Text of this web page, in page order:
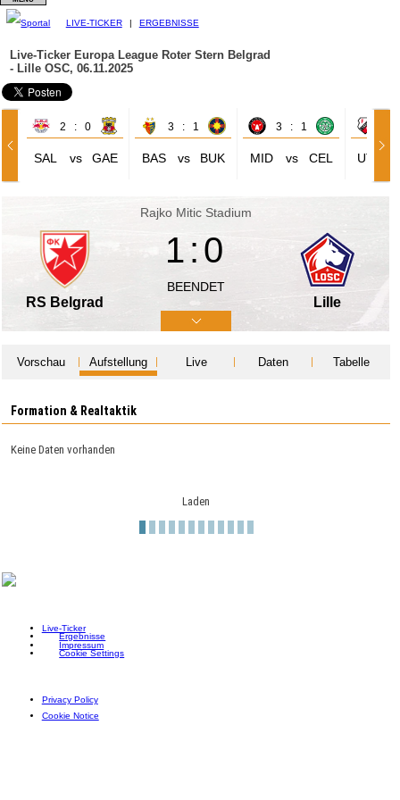
LIVE-TICKER | ERGEBNISSE
Live-Ticker Europa League Roter Stern Belgrad
- Lille OSC, 06.11.2025
2 : 0
SAL vs GAE
3 : 1
BAS vs BUK
3 : 1
MID vs CEL UTR
Rajko Mitic Stadium
RS Belgrad
1:0
BEENDET
Lille
Vorschau Aufstellung Live Daten Tabelle
Formation & Realtaktik
Keine Daten vorhanden
Laden
Live-Ticker
Ergebnisse
Impressum
Cookie Settings
Privacy Policy
Cookie Notice